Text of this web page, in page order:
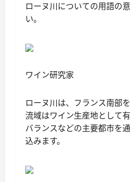
ローヌ川についての用語の
い。
ワイン研究家
ローヌ川は、フランス南部
流域はワイン生産地として有
バランスなどの主要都市を
込みます。